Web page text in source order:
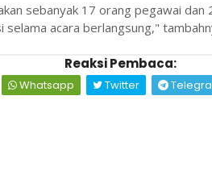
sebanyak 17 orang pegawai dan
acara berlangsung,"
Reaksi Pembaca:
Whatsapp Twitter